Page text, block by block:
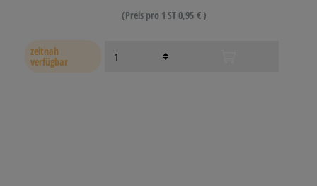
(Preis pro 1 ST 0,95 € )
zeitnah
verfügbar